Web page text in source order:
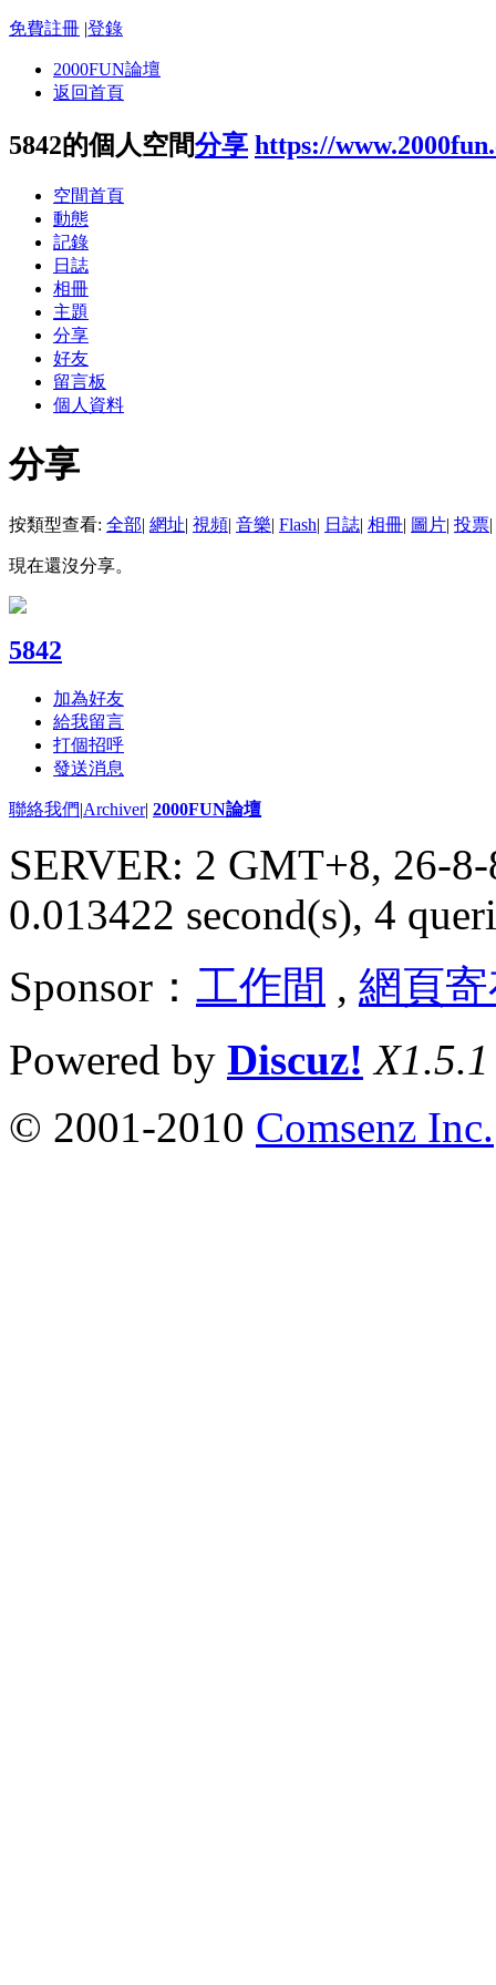
免費註冊 |登錄
2000FUN論壇
返回首頁
5842的個人空間分享 https://
空間首頁
動態
記錄
日誌
相冊
主題
分享
好友
留言板
個人資料
分享
按類型查看: 全部| 網址| 視頻| 音樂| Flash| 日誌| 相冊| 圖片| 投票|
現在還沒分享。
5842
加為好友
給我留言
打個招呼
發送消息
聯絡我們|Archiver| 2000FUN論壇
SERVER: 2 GMT+8, 26-
0.013422 second(s), 4
Sponsor： 工作間 , 網頁
Powered by Discuz! X1.5.1
© 2001-2010 Comsenz Inc.